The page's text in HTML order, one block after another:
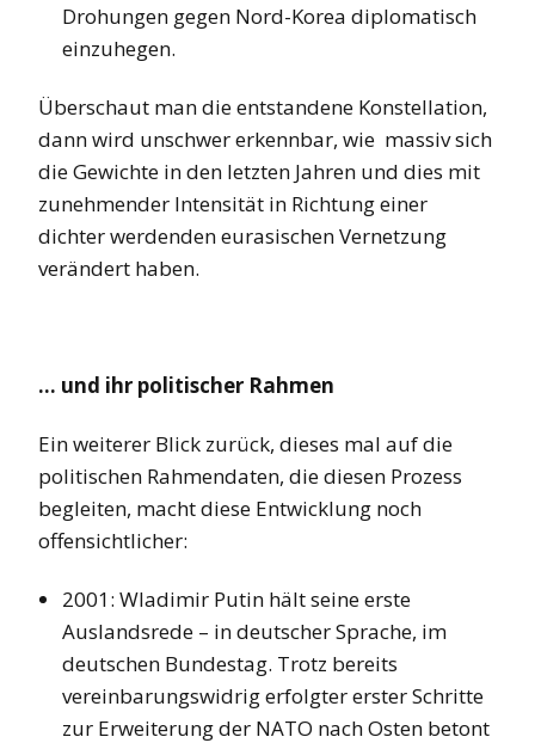
Drohungen gegen Nord-Korea diplomatisch
einzuhegen.
Überschaut man die entstandene Konstellation,
dann wird unschwer erkennbar, wie massiv sich
die Gewichte in den letzten Jahren und dies mit
zunehmender Intensität in Richtung einer
dichter werdenden eurasischen Vernetzung
verändert haben.
… und ihr politischer Rahmen
Ein weiterer Blick zurück, dieses mal auf die
politischen Rahmendaten, die diesen Prozess
begleiten, macht diese Entwicklung noch
offensichtlicher:
2001: Wladimir Putin hält seine erste
Auslandsrede – in deutscher Sprache, im
deutschen Bundestag. Trotz bereits
vereinbarungswidrig erfolgter erster Schritte
zur Erweiterung der NATO nach Osten betont